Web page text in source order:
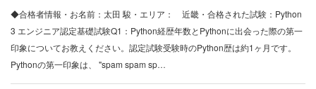
◆合格者情報・お名前：太田 駿・エリア： 近畿・合格された試験：Python
3 エンジニア認定基礎試験Q1：Python経歴年数とPythonに出会った際の第一
印象についてお教えください。認定試験受験時のPython歴は約1ヶ月です。
Pythonの第一印象は、 "spam spam sp…